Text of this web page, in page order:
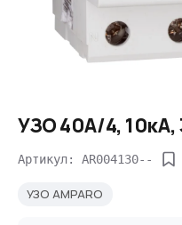
УЗО 40А/4,
Артикул: AR004130--
УЗО AMPARO